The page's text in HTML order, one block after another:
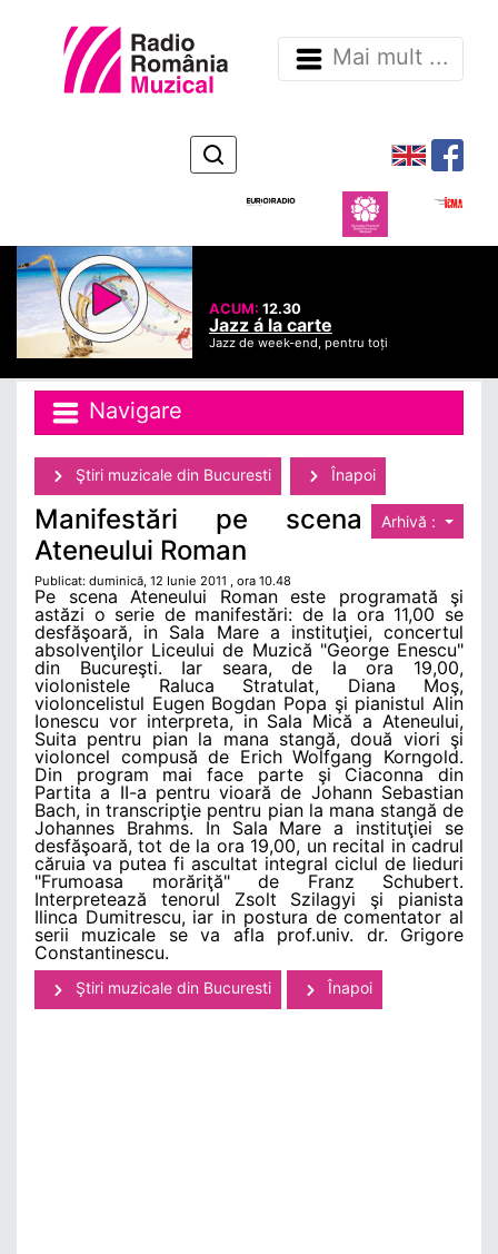
Mai mult ...
ACUM: 12.30
Jazz á la carte
Jazz de week-end, pentru toți
Navigare
Ştiri muzicale din Bucuresti Înapoi
Arhivă :
Manifestări pe scena
Ateneului Roman
Publicat: duminică, 12 Iunie 2011 , ora 10.48
Pe scena Ateneului Roman este programată şi
astăzi o serie de manifestări: de la ora 11,00 se
desfăşoară, in Sala Mare a instituţiei, concertul
absolvenţilor Liceului de Muzică "George Enescu"
din Bucureşti. Iar seara, de la ora 19,00,
violonistele Raluca Stratulat, Diana Moş,
violoncelistul Eugen Bogdan Popa şi pianistul Alin
Ionescu vor interpreta, in Sala Mică a Ateneului,
Suita pentru pian la mana stangă, două viori şi
violoncel compusă de Erich Wolfgang Korngold.
Din program mai face parte şi Ciaconna din
Partita a II-a pentru vioară de Johann Sebastian
Bach, in transcripţie pentru pian la mana stangă de
Johannes Brahms. In Sala Mare a instituţiei se
desfăşoară, tot de la ora 19,00, un recital in cadrul
căruia va putea fi ascultat integral ciclul de lieduri
"Frumoasa morăriţă" de Franz Schubert.
Interpretează tenorul Zsolt Szilagyi şi pianista
Ilinca Dumitrescu, iar in postura de comentator al
serii muzicale se va afla prof.univ. dr. Grigore
Constantinescu.
Ştiri muzicale din Bucuresti Înapoi